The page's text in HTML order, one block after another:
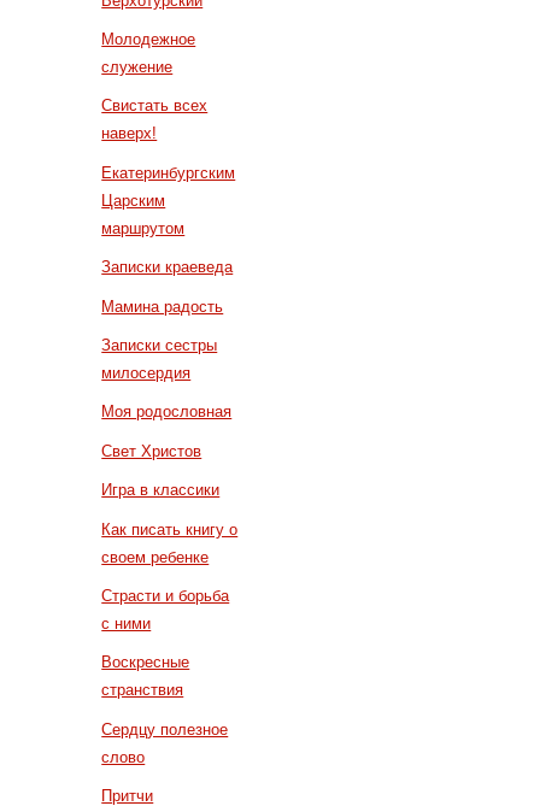
Молодежное
служение
Свистать всех
наверх!
Екатеринбургским
Царским
маршрутом
Записки краеведа
Мамина радость
Записки сестры
милосердия
Моя родословная
Свет Христов
Игра в классики
Как писать книгу о
своем ребенке
Страсти и борьба
с ними
Воскресные
странствия
Сердцу полезное
слово
Притчи